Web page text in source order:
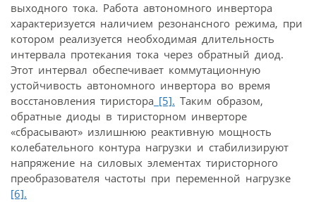
выходного тока. Работа автономного инвертора
характеризуется наличием резонансного режима, при
котором реализуется необходимая длительность
интервала протекания тока через обратный диод.
Этот интервал обеспечивает коммутационную
устойчивость автономного инвертора во время
восстановления тиристора [5]. Таким образом,
обратные диоды в тиристорном инверторе
«сбрасывают» излишнюю реактивную мощность
колебательного контура нагрузки и стабилизируют
напряжение на силовых элементах тиристорного
преобразователя частоты при переменной нагрузке
[6].